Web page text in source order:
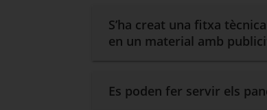
S’ha creat una fitxa
en un material amb
Es poden fer servir els